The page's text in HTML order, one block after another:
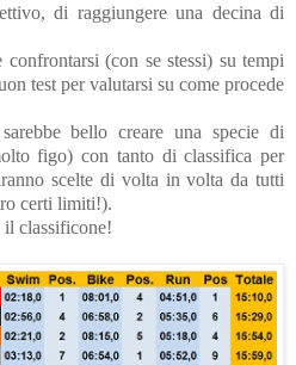
di raggiungere una decina di
(con se stessi) su tempi
test per valutarsi su come procede
bello creare una specie di
figo) con tanto di classifica per
scelte di volta in volta da tutti
certi limiti!).
il classificone!